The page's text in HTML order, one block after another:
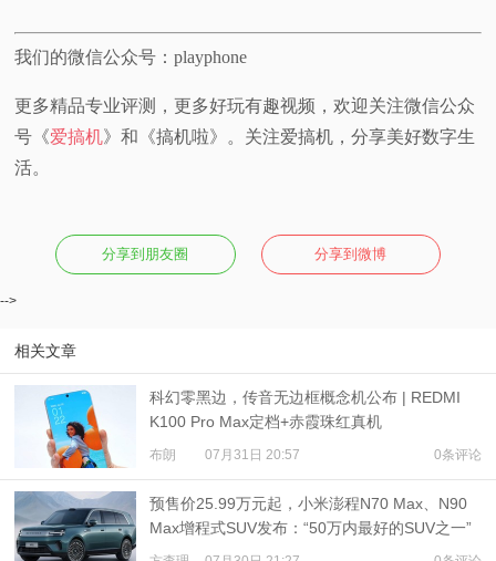
我们的微信公众号：playphone
更多精品专业评测，更多好玩有趣视频，欢迎关注微信公众
号《爱搞机》和《搞机啦》。关注爱搞机，分享美好数字生
活。
分享到朋友圈 分享到微博
-->
相关文章
科幻零黑边，传音无边框概念机公布 | REDMI
K100 Pro Max定档+赤霞珠红真机
布朗 07月31日 20:57 0条评论
预售价25.99万元起，小米澎程N70 Max、N90
Max增程式SUV发布：“50万内最好的SUV之一”